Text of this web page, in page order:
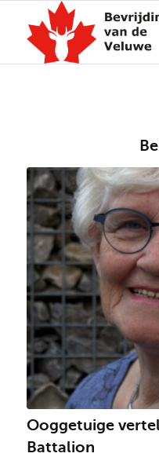
Ooggetuige
Battalion